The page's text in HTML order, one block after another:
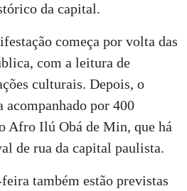
da capital.
começa por volta das
com a leitura de
culturais. Depois, o
acompanhado por 400
Afro Ilú Obá de Min, que há
de rua da capital paulista.
também estão previstas